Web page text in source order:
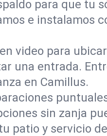
para que tu
e instalamos
video para
una entrada.
en Camillus.
sin zanja
patio y servicio